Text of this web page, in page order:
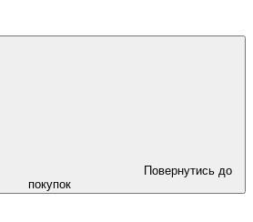
Повернутись до
покупок